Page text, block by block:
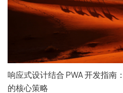
响应式设计结合 PWA 开发指南
的核心策略